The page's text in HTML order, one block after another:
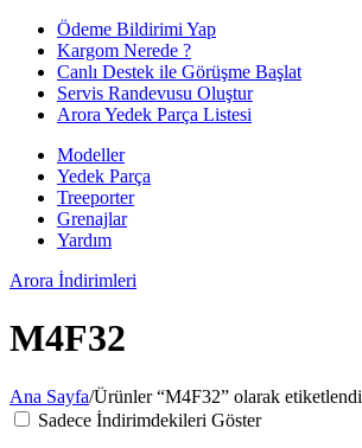
Ödeme Bildirimi Yap
Kargom Nerede ?
Canlı Destek ile Görüşme Başlat
Servis Randevusu Oluştur
Arora Yedek Parça Listesi
Modeller
Yedek Parça
Treeporter
Grenajlar
Yardım
Arora İndirimleri
M4F32
Ana Sayfa/Ürünler “M4F32” olarak etiketlendi
Sadece İndirimdekileri Göster